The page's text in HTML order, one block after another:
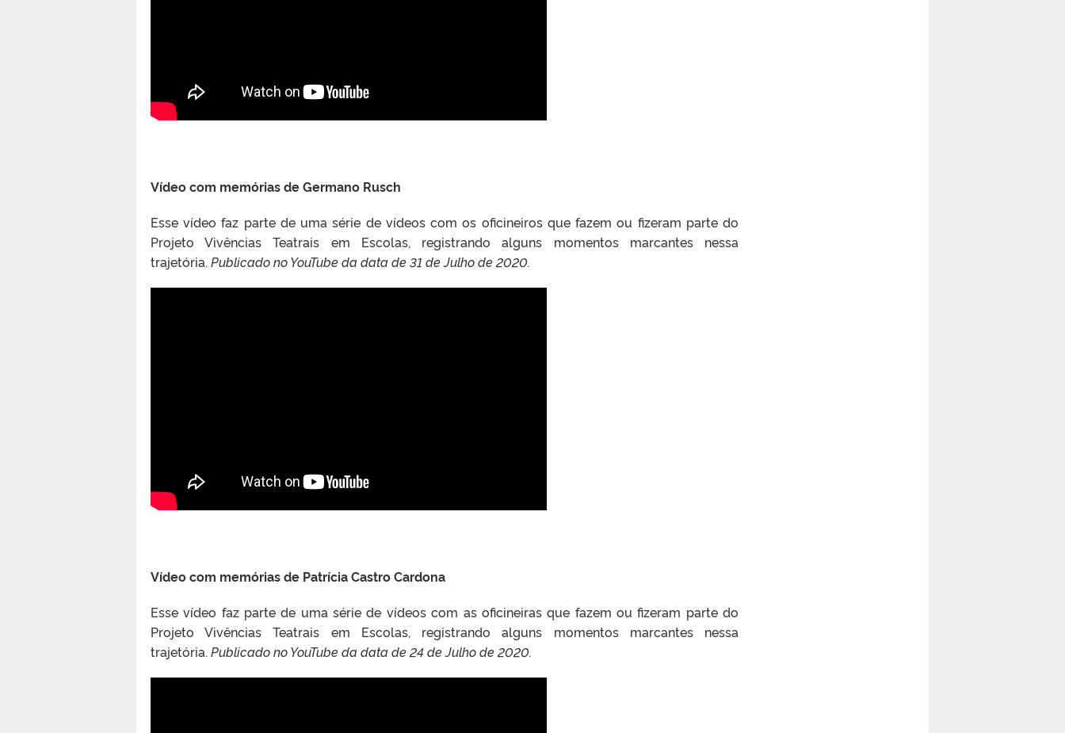
Vídeo com memórias de Germano Rusch
Esse vídeo faz parte de uma série de vídeos com os oficineiros que fazem ou fizeram parte do
Projeto Vivências Teatrais em Escolas, registrando alguns momentos marcantes nessa
trajetória. Publicado no YouTube da data de 31 de Julho de 2020.
Vídeo com memórias de Patrícia Castro Cardona
Esse vídeo faz parte de uma série de vídeos com as oficineiras que fazem ou fizeram parte do
Projeto Vivências Teatrais em Escolas, registrando alguns momentos marcantes nessa
trajetória. Publicado no YouTube da data de 24 de Julho de 2020.